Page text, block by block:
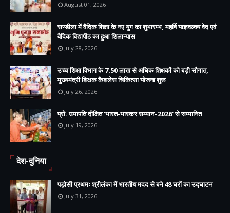
August 01, 2026
सण्डीला में वैदिक शिक्षा के नए युग का शुभारम्भ, महर्षि याज्ञवल्क्य वेद एवं
वैदिक विद्यापीठ का हुआ शिलान्यास
July 28, 2026
उच्च शिक्षा विभाग के 7.50 लाख से अधिक शिक्षकों को बड़ी सौगात,
मुख्यमंत्री शिक्षक कैशलेस चिकित्सा योजना शुरू
July 26, 2026
प्रो. उमापति दीक्षित 'भारत-भास्कर सम्मान–2026' से सम्मानित
July 19, 2026
देश-दुनिया
पड़ोसी प्रथमः श्रीलंका में भारतीय मदद से बने 48 घरों का उद्घाटन
July 31, 2026